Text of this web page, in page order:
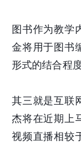
图书作为教学
金将用于图书
形式的结合程
其三就是互联
杰将在近期上
视频直播相较